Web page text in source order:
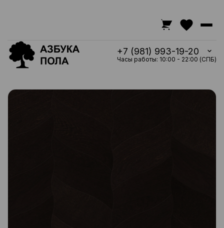
+7 (981) 993-19-20
Часы работы: 10:00 - 22:00 (СПБ)